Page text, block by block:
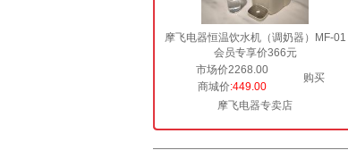
摩飞电器恒温饮水机（调奶器）MF-01
会员专享价366元
市场价2268.00
购买
商城价:449.00
摩飞电器专卖店